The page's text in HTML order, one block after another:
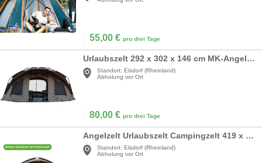
55,00 € pro drei Tage
Urlaubszelt 292 x 302 x 146 cm MK-Angelzelt Fort Knox 2-Mann Dome Zelt Karpfenangelzelt
Standort: Elsdorf (Rheinland)
Abholung vor Ort
80,00 € pro drei Tage
Angelzelt Urlaubszelt Campingzelt 419 x 419 x 190 cm 4 Personen Karpfenzelt Kuppelzelt Zelt
Standort: Elsdorf (Rheinland)
Abholung vor Ort